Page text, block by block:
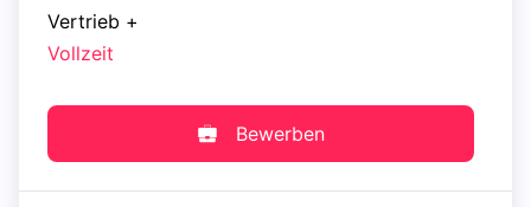
Vertrieb +
Vollzeit
Bewerben